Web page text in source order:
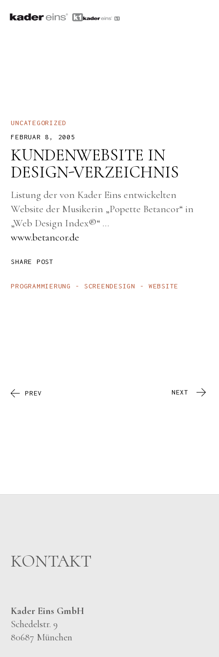
UNCATEGORIZED
FEBRUAR 8, 2005
KUNDENWEBSITE IN
DESIGN-VERZEICHNIS
Listung der von Kader Eins entwickelten
Website der Musikerin „Popette Betancor“ in
„Web Design Index®“ …
www.betancor.de
PROGRAMMIERUNG SCREENDESIGN WEBSITE
SHARE POST
PREV NEXT
KONTAKT
Kader Eins GmbH
Schedelstr. 9
80687 München